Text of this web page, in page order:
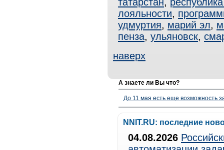
лояльности,
удмуртия, марий эл,
пенза, ульяновск,
наверх
А знаете ли Вы что?
До 11 мая есть еще возможность
NNIT.RU: последние
04.08.2026